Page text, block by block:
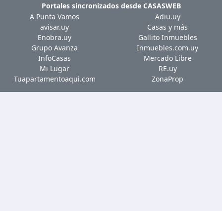
Portales sincronizados desde CASASWEB
A Punta Vamos
Adiu.uy
avisar.uy
Casas y más
Enobra.uy
Gallito Inmuebles
Grupo Avanza
Inmuebles.com.uy
InfoCasas
Mercado Libre
Mi Lugar
RE.uy
Tuapartamentoaqui.com
ZonaProp